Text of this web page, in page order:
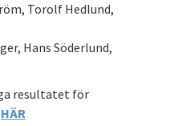
Torolf Hedlund,
Hans Söderlund,
resultatet för
HÄR